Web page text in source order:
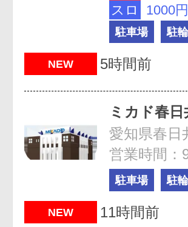
スロ
1000
駐車場 駐
NEW 5時間前
ミカド春日
愛知県春日
営業時間：
駐車場 駐
NEW 11時間前